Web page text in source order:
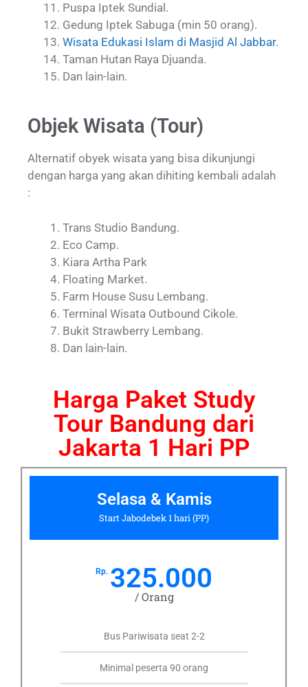
Puspa Iptek Sundial.
Gedung Iptek Sabuga (min 50 orang).
Wisata Edukasi Islam di Masjid Al Jabbar.
Taman Hutan Raya Djuanda.
Dan lain-lain.
Objek Wisata (Tour)
Alternatif obyek wisata yang bisa dikunjungi
dengan harga yang akan dihiting kembali adalah
:
Trans Studio Bandung.
Eco Camp.
Kiara Artha Park
Floating Market.
Farm House Susu Lembang.
Terminal Wisata Outbound Cikole.
Bukit Strawberry Lembang.
Dan lain-lain.
Harga Paket Study
Tour Bandung dari
Jakarta 1 Hari PP
Selasa & Kamis
Start Jabodebek 1 hari (PP)
Rp. 325.000
/ Orang
Bus Pariwisata seat 2-2
Minimal peserta 90 orang